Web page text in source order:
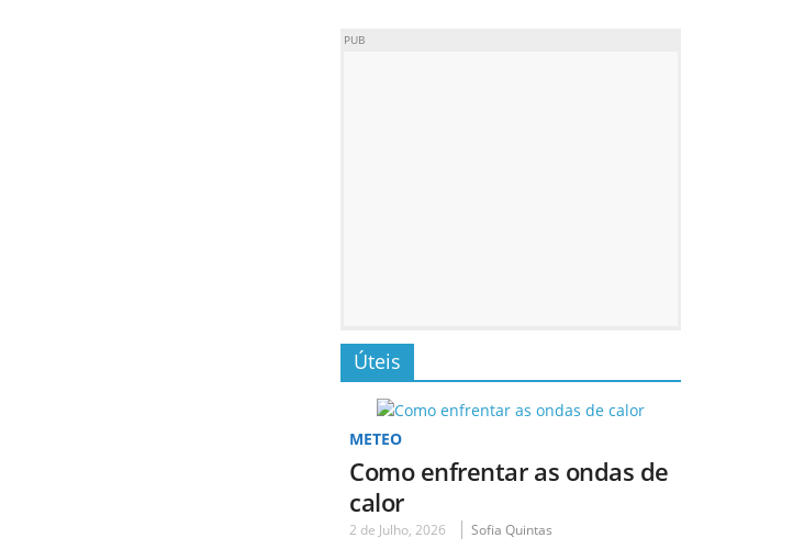
PUB
Úteis
METEO
Como enfrentar as ondas de
calor
2 de Julho, 2026 Sofia Quintas